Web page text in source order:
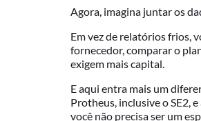
Agora, imagina juntar os
Em vez de relatórios frios,
fornecedor, comparar o
exigem mais capital.
E aqui entra mais um
Protheus, inclusive o SE2,
você não precisa ser um